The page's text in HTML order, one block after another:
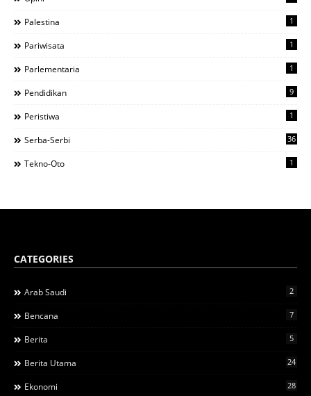
Palestina 1
Pariwisata 1
Parlementaria 1
Pendidikan 9
Peristiwa 1
Serba-Serbi 36
Tekno-Oto 1
CATEGORIES
Arab Saudi 2
Bencana 7
Berita 5
Berita Utama 24
Ekonomi 28